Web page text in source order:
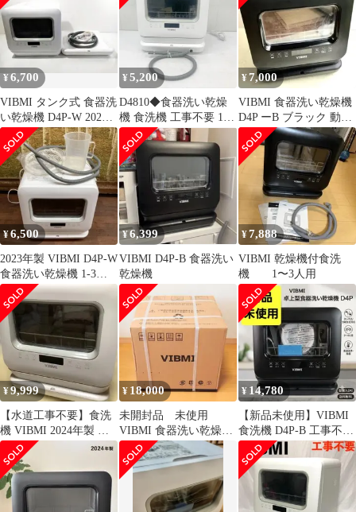
¥6,700
VIBMI タンク式 食器洗
い乾燥機 D4P-W 2023
年製★
¥5,200
D4810◆食器洗い乾燥
機 食洗機 工事不要 1〜
3人用 VIBMI D4P 卓上
型 小型 食洗器
¥ 7,000
VIBMI 食器洗い乾燥機
D4P ーB ブラック 動作
確認済み
¥6,500
2023年製 VIBMI D4P-W
食器洗い乾燥機 1-3人
用 タンク式
¥6,399
VIBMI D4P-B 食器洗い
乾燥機
¥7,888
VIBMI 乾燥機付食洗
機 1〜3人用
¥9,999
【水道工事不要】食洗
機 VIBMI 2024年製 白
ホワイト 食器洗い乾燥
機
¥ 18,000
未開封品 未使用
VIBMI 食器洗い乾燥機
D4P 食洗機
¥ 14,780
【新品未使用】VIBMI
食洗機 D4P-B 工事不要
食器洗い乾燥機 タンク
式